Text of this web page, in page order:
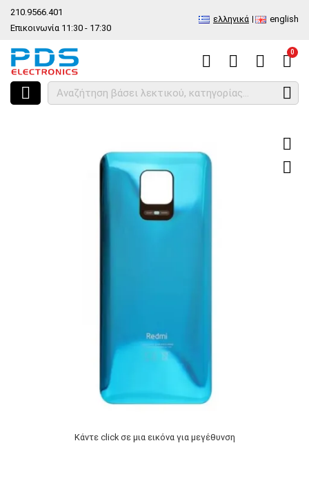
210.9566.401
Επικοινωνία 11:30 - 17:30
ελληνικά english
0
HOME Καπάκι μπαταρίας Xiaomi Redmi Note 9S Blue back battery
Κάντε click σε μια εικόνα για μεγέθυνση